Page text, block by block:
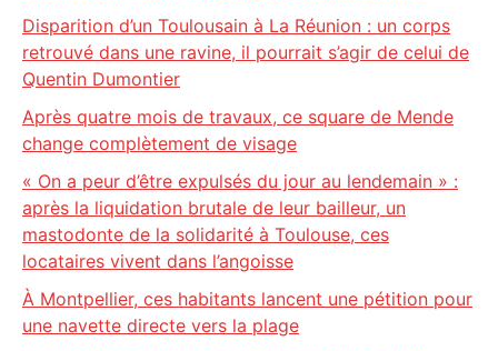
Disparition d’un Toulousain à La Réunion : un corps
retrouvé dans une ravine, il pourrait s’agir de celui de
Quentin Dumontier
Après quatre mois de travaux, ce square de Mende
change complètement de visage
« On a peur d’être expulsés du jour au lendemain » :
après la liquidation brutale de leur bailleur, un
mastodonte de la solidarité à Toulouse, ces
locataires vivent dans l’angoisse
À Montpellier, ces habitants lancent une pétition pour
une navette directe vers la plage